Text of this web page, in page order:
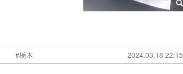
#栃木 2024.03.18 22:15